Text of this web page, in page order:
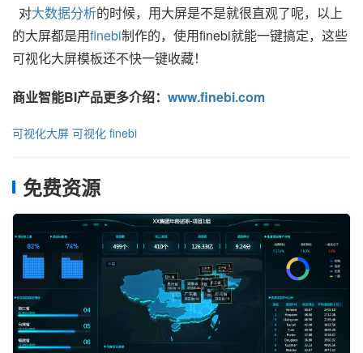
对大数据分析的时候，用大屏是不是就很直观了呢，以上
的大屏都是用finebi制作的，使用finebi就能一键搞定，这些
可视化大屏模板还不快一键收藏！
商业智能BI产品更多介绍： www.finebi.com
可视化大屏 可视化 finebi
免费资源